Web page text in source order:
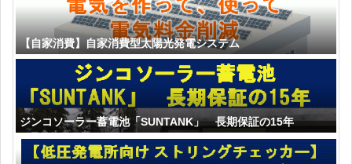
【自家消費】自家消費型太陽光発電システム
ジンコソーラー蓄電池「SUNTANK」 長期保証の15年